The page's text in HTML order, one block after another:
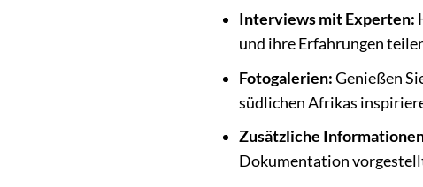
Interviews mit Experten:
und ihre Erfahrungen
Fotogalerien:Genießen
südlichen Afrikas
Zusätzliche
Dokumentation